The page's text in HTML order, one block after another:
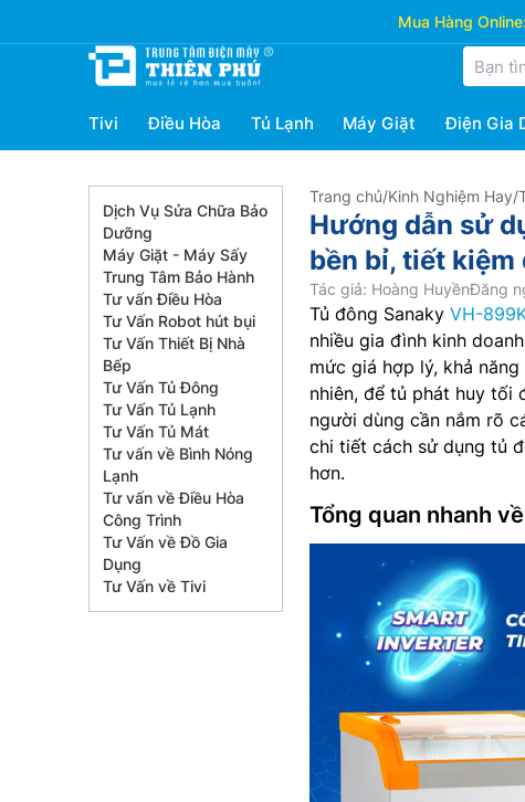
Mua Hàng Online:
Tivi Điều Hòa Tủ Lạnh Máy Giặt Điện Gia
Dịch Vụ Sửa Chữa Bảo
Dưỡng
Máy Giặt - Máy Sấy
Trung Tâm Bảo Hành
Tư vấn Điều Hòa
Tư Vấn Robot hút bụi
Tư Vấn Thiết Bị Nhà
Bếp
Tư Vấn Tủ Đông
Tư Vấn Tủ Lạnh
Tư Vấn Tủ Mát
Tư vấn về Bình Nóng
Lạnh
Tư vấn về Điều Hòa
Công Trình
Tư Vấn về Đồ Gia
Dụng
Tư Vấn về Tivi
Trang chủ/Kinh Nghiệm Hay/
Hướng dẫn sử
bền bỉ, tiết
Tác giả: Hoàng HuyềnĐăng
Tủ đông Sanaky VH-
nhiều gia đình kinh
mức giá hợp lý, khả
nhiên, để tủ phát huy tối
người dùng cần nắm rõ
chi tiết cách sử dụng tủ
hơn.
Tổng quan nhanh